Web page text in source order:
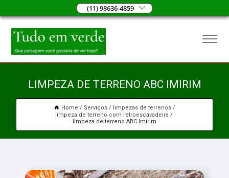
(11) 98636-4859
LIMPEZA DE TERRENO ABC IMIRIM
Home Serviços
limpezas de terrenos
limpeza de terreno com retroescavadeira
limpeza de terreno ABC Imirim